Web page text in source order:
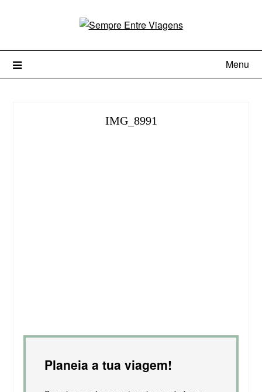
Menu
IMG_8991
Planeia a tua viagem!